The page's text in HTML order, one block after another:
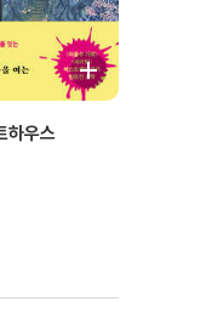
하우스